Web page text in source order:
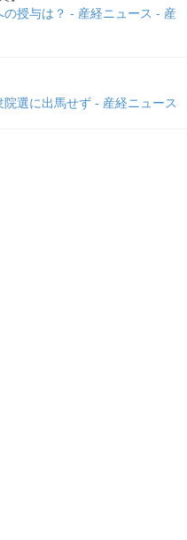
授与は？ - 産経ニュース - 産
選に出馬せず - 産経ニュース